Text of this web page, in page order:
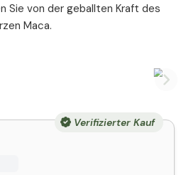
Sie von der geballten Kraft des
Maca.
Verifizierter Kauf